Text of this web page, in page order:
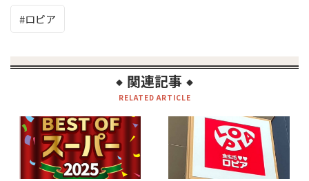
ロピア
◆ 関連記事 ◆
RELATED ARTICLE